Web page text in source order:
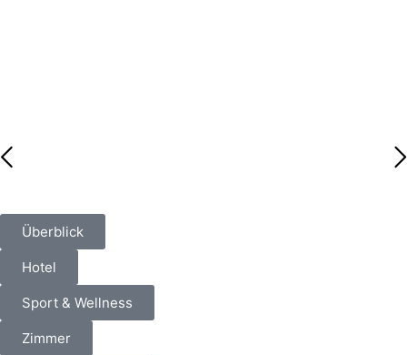
Überblick
Hotel
Sport & Wellness
Zimmer